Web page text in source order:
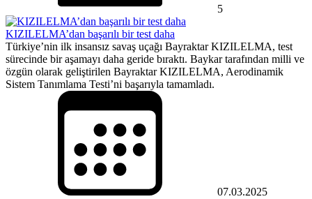
5
KIZILELMA’dan başarılı bir test daha
Türkiye’nin ilk insansız savaş uçağı Bayraktar KIZILELMA, test
sürecinde bir aşamayı daha geride bıraktı. Baykar tarafından milli ve
özgün olarak geliştirilen Bayraktar KIZILELMA, Aerodinamik
Sistem Tanımlama Testi’ni başarıyla tamamladı.
07.03.2025